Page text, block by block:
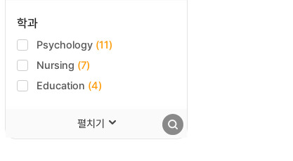
학과
Psychology (11)
Nursing (7)
Education (4)
펼치기